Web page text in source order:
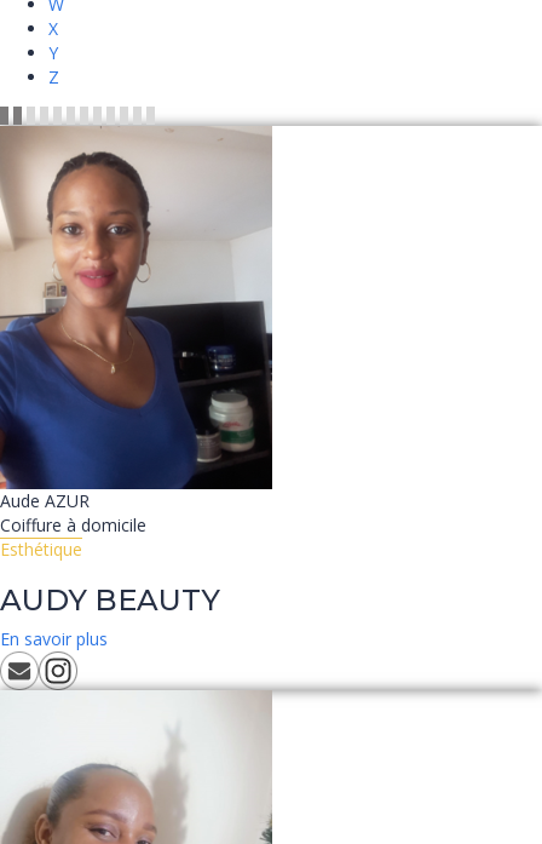
X
Y
Z
Aude AZUR
Coiffure à domicile
Esthétique
AUDY BEAUTY
En savoir plus